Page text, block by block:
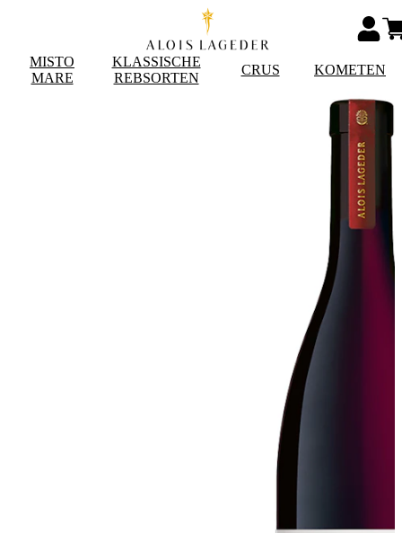
MISTO
MARE
KLASSISCHE
REBSORTEN
CRUS KOMETEN